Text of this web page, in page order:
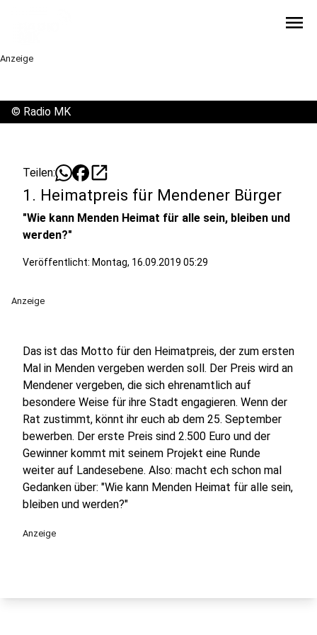
menu
Anzeige
© Radio MK
Teilen: open_in_new
1. Heimatpreis für Mendener Bürger
"Wie kann Menden Heimat für alle sein, bleiben und
werden?"
Veröffentlicht: Montag, 16.09.2019 05:29
Anzeige
Das ist das Motto für den Heimatpreis, der zum ersten
Mal in Menden vergeben werden soll. Der Preis wird an
Mendener vergeben, die sich ehrenamtlich auf
besondere Weise für ihre Stadt engagieren. Wenn der
Rat zustimmt, könnt ihr euch ab dem 25. September
bewerben. Der erste Preis sind 2.500 Euro und der
Gewinner kommt mit seinem Projekt eine Runde
weiter auf Landesebene. Also: macht ech schon mal
Gedanken über: "Wie kann Menden Heimat für alle sein,
bleiben und werden?"
Anzeige